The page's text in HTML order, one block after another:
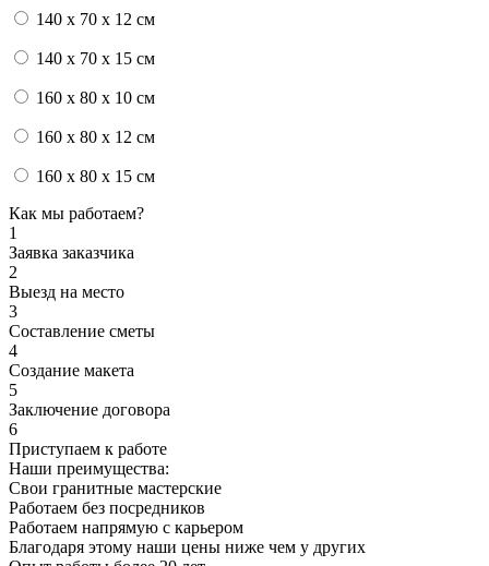
140 x 70 x 12 см
140 x 70 x 15 см
160 x 80 x 10 см
160 x 80 x 12 см
160 x 80 x 15 см
Как мы работаем?
1
Заявка заказчика
2
Выезд на место
3
Составление сметы
4
Создание макета
5
Заключение договора
6
Приступаем к работе
Наши преимущества:
Свои гранитные мастерские
Работаем без посредников
Работаем напрямую с карьером
Благодаря этому наши цены ниже чем у других